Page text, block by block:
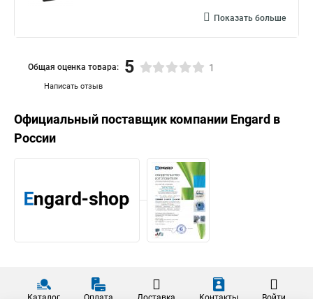
Показать больше
Написать отзыв
Общая оценка товара: 5 1
Официальный поставщик компании Engard в
России